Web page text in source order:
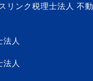
リンク税理士法人 不動
人
人